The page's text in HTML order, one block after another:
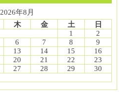
2026年8月
木 金 土
日
1
2
6 7 8
9
13 14 15
16
20 21 22
23
27 28 29
30